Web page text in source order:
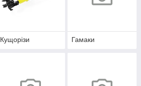
Кущорізи Гамаки